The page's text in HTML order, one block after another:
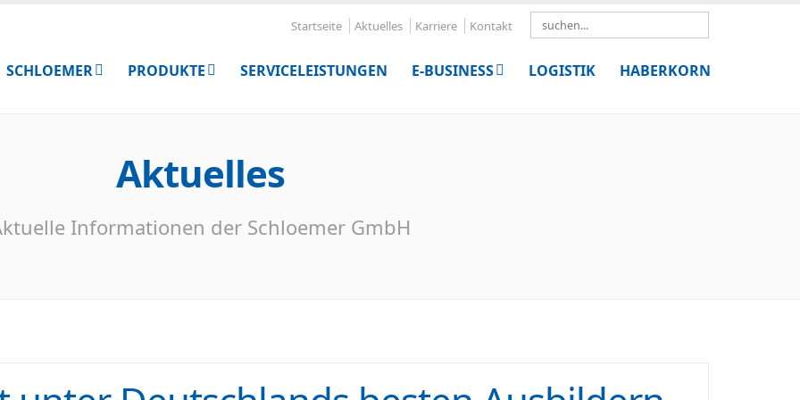
Startseite Aktuelles Karriere Kontakt
SCHLOEMER PRODUKTE SERVICELEISTUNGEN E-BUSINESS LOGISTIK HABERKORN
Aktuelles
Informationen der Schloemer GmbH